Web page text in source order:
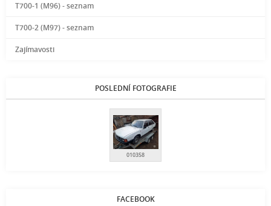
T700-1 (M96) - seznam
T700-2 (M97) - seznam
Zajímavosti
POSLEDNÍ FOTOGRAFIE
010358
FACEBOOK